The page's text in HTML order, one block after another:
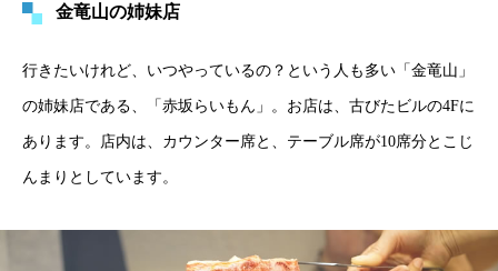
金竜山の姉妹店
行きたいけれど、いつやっているの？という人も多い「金竜山」
の姉妹店である、「赤坂らいもん」。お店は、古びたビルの4Fに
あります。店内は、カウンター席と、テーブル席が10席分とこじ
んまりとしています。